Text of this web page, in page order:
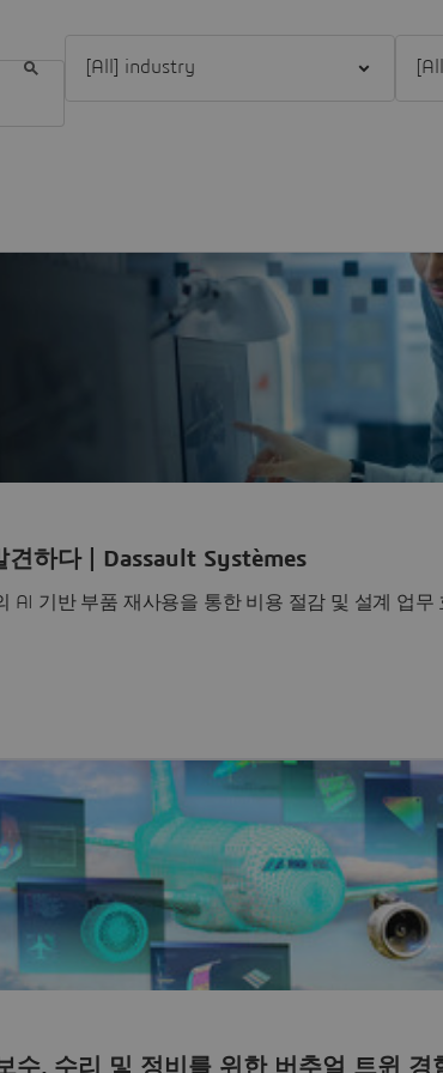
견하다 | Dassault Systèmes
AI 기반 부품 재사용을 통한 비용 절감 및 설계 업무
수, 수리 및 정비를 위한 버추얼 트윈 경